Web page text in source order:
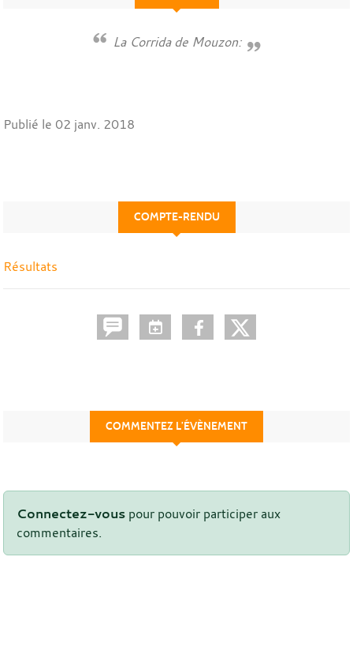
La Corrida de Mouzon:
Publié le 02 janv. 2018
COMPTE-RENDU
Résultats
COMMENTEZ L’ÉVÈNEMENT
Connectez-vous pour pouvoir participer aux
commentaires.